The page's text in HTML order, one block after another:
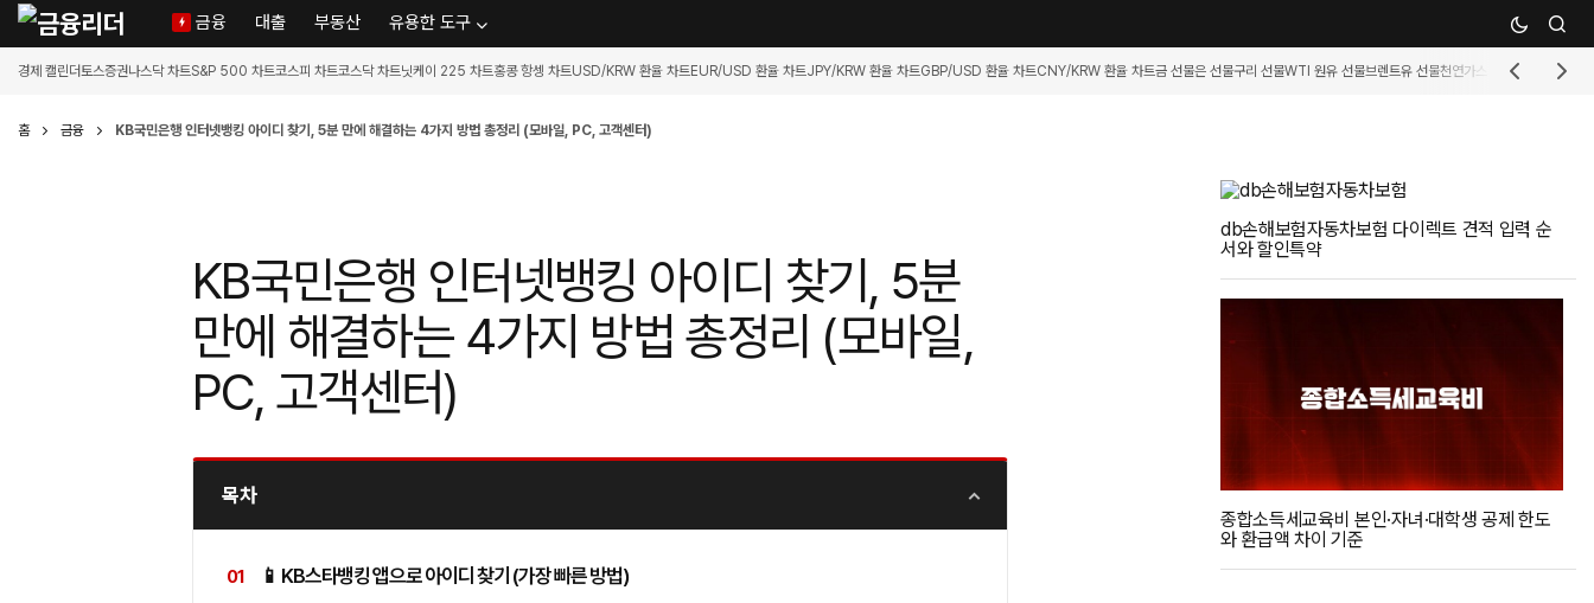
금융 대출 부동산 유용한 도구
경제 캘린더토스증권나스닥 차트S&P 500 차트코스피 차트코스닥 차트닛케이 225 차트홍콩 항셍 차트USD/KRW 환율 차트EUR/USD 환율 차트JPY/KRW 환율 차트GBP/USD 환율 차트CNY/KRW 환율 차트금 선물은 선물구리 선물WTI 원유 선물브렌트유 선물천연가스 선물휘발유 선물
홈 금융 KB국민은행 인터넷뱅킹 아이디 찾기, 5분 만에 해결하는 4가지 방법 총정리 (모바일, PC, 고객센터)
KB국민은행 인터넷뱅킹 아이디 찾기, 5분
만에 해결하는 4가지 방법 총정리 (모바일,
PC, 고객센터)
목차
📱 KB스타뱅킹 앱으로 아이디 찾기 (가장 빠른 방법)
db손해보험자동차보험 다이렉트 견적 입력 순
서와 할인특약
종합소득세교육비 본인·자녀·대학생 공제 한도
와 환급액 차이 기준